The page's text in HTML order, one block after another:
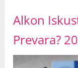
Alkon
Prevara?